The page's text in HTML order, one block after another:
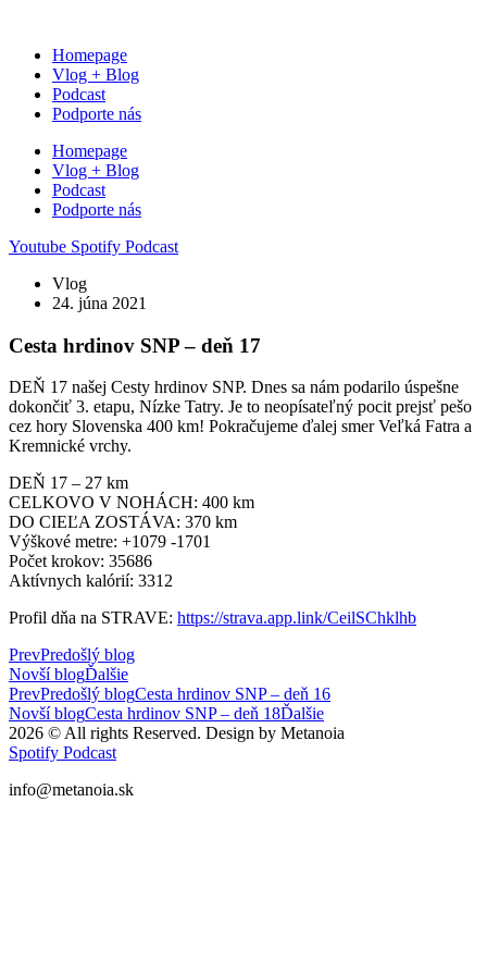
obsah
Homepage
Vlog + Blog
Podcast
Podporte nás
Homepage
Vlog + Blog
Podcast
Podporte nás
Youtube Spotify Podcast
Vlog
24. júna 2021
Cesta hrdinov SNP – deň 17
DEŇ 17 našej Cesty hrdinov SNP. Dnes sa nám podarilo úspešne
dokončiť 3. etapu, Nízke Tatry. Je to neopísateľný pocit prejsť pešo
cez hory Slovenska 400 km! Pokračujeme ďalej smer Veľká Fatra a
Kremnické vrchy.
DEŇ 17 – 27 km
CELKOVO V NOHÁCH: 400 km
DO CIEĽA ZOSTÁVA: 370 km
Výškové metre: +1079 -1701
Počet krokov: 35686
Aktívnych kalórií: 3312
Profil dňa na STRAVE: https://strava.app.link/CeilSChklhb
PrevPredošlý blog
Novší blogĎalšie
PrevPredošlý blogCesta hrdinov SNP – deň 16
Novší blogCesta hrdinov SNP – deň 18Ďalšie
2026 © All rights Reserved. Design by Metanoia
Spotify Podcast
info@metanoia.sk